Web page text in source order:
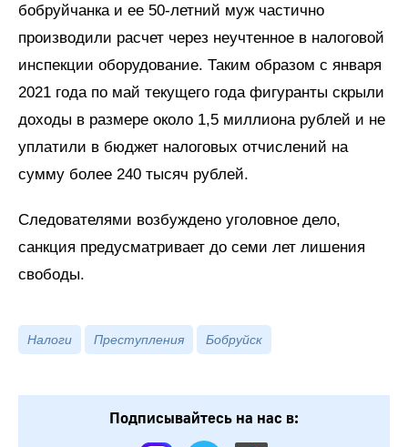
бобруйчанка и ее 50-летний муж частично
производили расчет через неучтенное в налоговой
инспекции оборудование. Таким образом с января
2021 года по май текущего года фигуранты скрыли
доходы в размере около 1,5 миллиона рублей и не
уплатили в бюджет налоговых отчислений на
сумму более 240 тысяч рублей.
Следователями возбуждено уголовное дело,
санкция предусматривает до семи лет лишения
свободы.
Налоги Преступления Бобруйск
Подписывайтесь на нас в: